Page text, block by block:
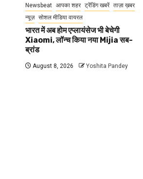
Newsbeat आपका शहर ट्रेंडिंग खबरें ताज़ा ख़बर
न्यूज़ सोशल मीडिया वायरल
भारत में अब होम एप्लायंसेज भी बेचेगी
Xiaomi, लॉन्च किया नया Mijia सब-
ब्रांड
August 8, 2026 Yoshita Pandey